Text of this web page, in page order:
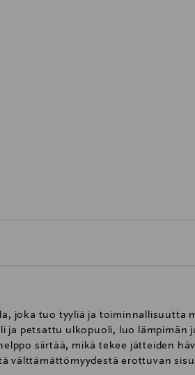
joka tuo tyyliä ja toiminnallisuutta
ja petsattu ulkopuoli, luo lämpimän
siirtää, mikä tekee jätteiden
välttämättömyydestä erottuvan